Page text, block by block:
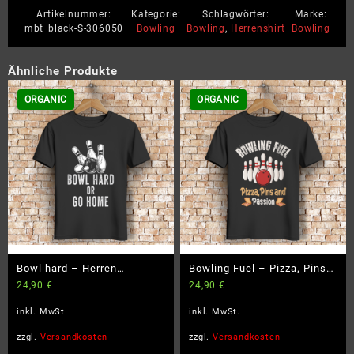
Artikelnummer:
mbt_black-S-306050
Kategorie:
Bowling
Schlagwörter:
Bowling , Herrenshirt
Marke:
Bowling
Ähnliche Produkte
ORGANIC
Bowl hard – Herren
Premium Bio T-Shirt
24,90 €
inkl. MwSt.
zzgl. Versandkosten
ORGANIC
Bowling Fuel – Pizza, Pins
und Passion – Herren
Premium Bio T-Shirt
24,90€
inkl. MwSt.
zzgl.Versandkosten